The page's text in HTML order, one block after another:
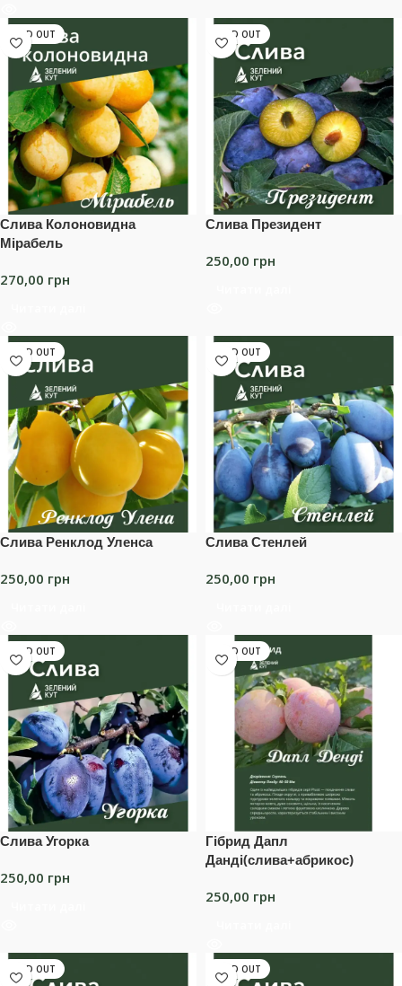
SOLD OUT
Слива Колоновидна
Мірабель
270,00 грн
SOLD OUT
Слива Президент
250,00 грн
SOLD OUT
Слива Ренклод Уленса
250,00 грн
SOLD OUT
Слива Стенлей
250,00 грн
SOLD OUT
Слива Угорка
250,00 грн
SOLD OUT
Гібрид Дапл
Данді(слива+абрикос)
250,00 грн
SOLD OUT SOLD OUT